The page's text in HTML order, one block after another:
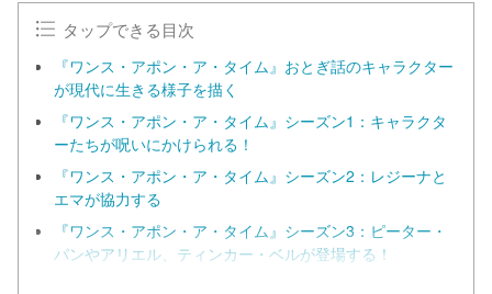
タップできる目次
『ワンス・アポン・ア・タイム』おとぎ話のキャラクター
が現代に生きる様子を描く
『ワンス・アポン・ア・タイム』シーズン1：キャラクタ
ーたちが呪いにかけられる！
『ワンス・アポン・ア・タイム』シーズン2：レジーナと
エマが協力する
『ワンス・アポン・ア・タイム』シーズン3：ピーター・
パンやアリエル、ティンカー・ベルが登場する！